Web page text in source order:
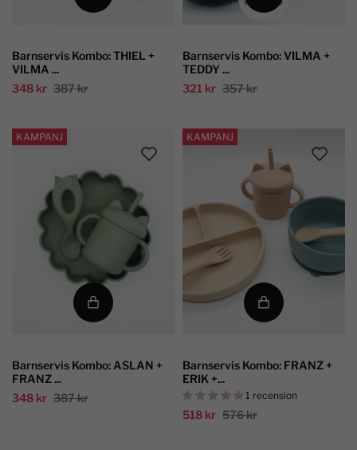
Barnservis Kombo: THIEL +
VILMA ...
348 kr 387 kr
Barnservis Kombo: VILMA +
TEDDY ...
321 kr 357 kr
KAMPANJ
Barnservis Kombo: ASLAN +
FRANZ ...
348 kr 387 kr
KAMPANJ
Barnservis Kombo: FRANZ +
ERIK +...
1 recension
518 kr 576 kr